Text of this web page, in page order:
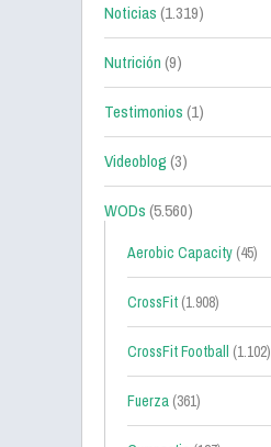
Noticias(1.319)
Nutrición(9)
Testimonios(1)
Videoblog(3)
WODs(5.560)
Aerobic Capacity (45)
CrossFit (1.908)
CrossFit Football (1.102)
Fuerza (361)